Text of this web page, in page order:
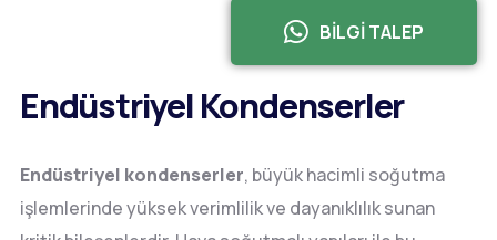
BİLGİ TALEP
Endüstriyel Kondenserler
Endüstriyel kondenserler, büyük hacimli soğutma
işlemlerinde yüksek verimlilik ve dayanıklılık sunan